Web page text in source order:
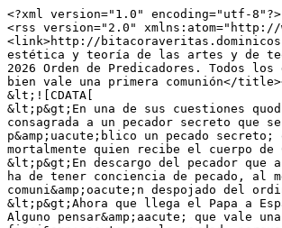
<?xml version="1.0" encoding="utf-8"?>
<rss version="2.0" xmlns:atom="http://www.w3.org/2005/Atom"><channel xmlns:media="http://search.yahoo.com/mrss/"><title>Bitácora Véritas</title><link>http://bitacoraveritas.dominicos.org/</link><description>Es doctor en filosofía y bachiller en teología, además de titulado en órgano. Trabaja como profesor de estética y teoría de las artes y de teodicea.</description><atom:link href="http://www.dominicos.org/rss/" rel="self"/><language>es</language><copyright>Copyright 2026 Orden de Predicadores. Todos los derechos reservados.</copyright><lastBuildDate>Mon, 01 Jun 2026 00:00:00 +0200</lastBuildDate><ttl>20</ttl><item><title>Madrid bien vale una primera comunión</title><link>https://bitacoraveritas.dominicos.org/articulos/madrid-bien-vale-una-primera-comunion/</link><description>
&lt;![CDATA[
&lt;p&gt;En una de sus cuestiones quodlibetales (Quodlibet V, q. 6 a. 2), Tom&amp;aacute;s de Aquino inquiere &amp;ldquo;si un sacerdote debe dar una hostia no consagrada a un pecador secreto que se la pide&amp;rdquo;. El santo da muchas razones para decir que no debe hacerlo: que un sacerdote no debe hacer p&amp;uacute;blico un pecado secreto; que la hostia consagrada ha de ser venerada, y si se la venera sin estar consagrada se comente idolatr&amp;iacute;a; que peca mortalmente quien recibe el cuerpo de Cristo en conciencia de pecado mortal.&lt;/p&gt;
&lt;p&gt;En descargo del pecador que as&amp;iacute; act&amp;uacute;a, cabr&amp;iacute;a pensar que, para pedir una hostia sin consagrar en su comuni&amp;oacute;n, uno ha de tener conciencia de pecado, al menos de culpa, quiz&amp;aacute; un cierto arrepentimiento. Y, c&amp;oacute;mo no, saber qu&amp;eacute; eso de la comuni&amp;oacute;n despojado del ordinal &amp;ldquo;primera&amp;rdquo;. Si no es el caso, no llega uno a tales cavilaciones.&lt;/p&gt;
&lt;p&gt;Ahora que llega el Papa a Espa&amp;ntilde;a y hay cola pol&amp;iacute;tica por hacerse la foto, cabe preguntarse: &amp;iquest;Madrid bien vale una misa? Alguno pensar&amp;aacute; que vale una comuni&amp;oacute;n, y m&amp;aacute;s papal. Ahora bien, el santo se pone serio: &amp;ldquo;no se debe a&amp;ntilde;adir ficci&amp;oacute;n a la verdad, porque no hay acuerdo entre la luz y la oscuridad (&amp;hellip;) Y por lo tanto, no se debe hacer nada por ficci&amp;oacute;n en los sacramentos de la Iglesia&amp;rdquo;. &amp;iquest;C&amp;oacute;mo obrar, pues? As&amp;iacute; finaliza el Aquinate: &amp;ldquo;En consecuencia, el sacerdote debe primero advertir al pecador secreto de que haga penitencia y as&amp;iacute; se acerque al sacramento; pero si no desea arrepentirse, debe prohibirle secretamente que se mezcle con otros que comulgan en p&amp;uacute;blico; y si se mezcla, debe darle la hostia consagrada&amp;rdquo;. Hacer cualquier otra cosa har&amp;iacute;a que el asunto se volviese m&amp;aacute;s endemoniado: &amp;ldquo;Cabe decir que ser&amp;iacute;a insensato que un m&amp;eacute;dico, con su mayor riesgo, quisiera evitar el menor riesgo del enfermo; por ejemplo, si &amp;eacute;l mismo quisiera beber veneno para que el enfermo no bebiera vino. Pero un sacerdote peca mucho m&amp;aacute;s al fingir en el sacramento de Cristo que un pecador que participa indignamente. Por lo tanto, un sacerdote ser&amp;iacute;a necio si, para evitar el pecado que a&amp;ntilde;ade, &amp;eacute;l mismo pecara m&amp;aacute;s gravemente haciendo una ficci&amp;oacute;n en el sacramento de la verdad&amp;rdquo;. Un recuerdo de la verdad en el mundo del enga&amp;ntilde;o palaciego nunca viene mal.&amp;nbsp;&lt;/p&gt;
&lt;p&gt;&amp;nbsp;&lt;/p&gt;
]]
</description><dc:creator xmlns:dc="http://purl.org/dc/elements/1.1/">Sixto Castro Rodríguez, OP</dc:creator><pubDate>Mon, 01 Jun 2026 00:00:00 +0200</pubDate><guid>https://bitacoraveritas.dominicos.org/articulos/madrid-bien-vale-una-primera-comunion/</guid><media:thumbnail url="https://www.dominicos.org/media/photologue/photos/cache/canto-thumbnail.jpg"/></item><item><title>Hora del reparto, fin de los estilos</title><link>https://bitacoraveritas.dominicos.org/articulos/hora-del-reparto-fin-de-los-estilos/</link><description>
&lt;![CDATA[
&lt;p&gt;&amp;nbsp;&lt;br /&gt;En una serie de cuyo nombre me he olvidado aparece un personaje bendiciendo la mesa con estas palabras: &amp;ldquo;Se&amp;ntilde;or que est&amp;aacute;s en los cielos, bendice estos alimentos que recibimos de tu generosidad a trav&amp;eacute;s de Jesucristo nuestro Se&amp;ntilde;or&amp;rdquo;. El programa de traducci&amp;oacute;n o el traductor acab&amp;oacute; produciendo una frase un tanto gn&amp;oacute;stica que muchos calificar&amp;iacute;an como ofensiva para o&amp;iacute;dos p&amp;iacute;os. Lo importante no es, en este caso, debatir si hemos recibido los alimentos a trav&amp;eacute;s de Jesucristo proveedor, recolector o repartidor o si, m&amp;aacute;s bien, Jesucristo es mediador, o sabe Dios qu&amp;eacute;. Esa frase tan rara saca a la luz cosas de mucho calado. Lo que llama la atenci&amp;oacute;n en este caso es la falta de cuidado. Cualquiera que tenga un m&amp;iacute;nimo de cultura religiosa &amp;ndash;hasta el programa de traducci&amp;oacute;n la tiene, a su modo&amp;ndash; comprende que el &lt;em&gt;&amp;ldquo;through Christ Our Lord&amp;rdquo;,&lt;/em&gt; que seguramente es lo que se recita en el original, est&amp;aacute; perfectamente traducido al castellano como &amp;ldquo;por Jesucristo Nuestro se&amp;ntilde;or&amp;rdquo; desde hace ya unos cuantos a&amp;ntilde;os, eones incluso. Basta con haber ido a misa en alguna ocasi&amp;oacute;n o haber rezado alguna vez para darse cuenta, y si no se ha hecho nada de esto &amp;ndash;cosa que cae dentro de los posibles metaf&amp;iacute;sicos&amp;ndash; conviene preguntar a alguien que sepa de qu&amp;eacute; va el asunto, quiz&amp;aacute; un exseminarista versado en latines &amp;ndash;&lt;em&gt;per Christum dominum nostrum&lt;/em&gt;&amp;ndash;, a alguien que hubiese estudiado en un colegio religioso &amp;ndash;es posible que le sonase la cosa&amp;ndash;, o a casi cualquiera de una generaci&amp;oacute;n en la que estas cosas formaban parte de la cultura cotidiana y popular de cada quien, fuese religioso o no.&lt;br /&gt;No es, empero, una desidia solo con lo religioso, aunque en esta &amp;aacute;rea alcanza cotas alarmantes. Los correctores de estilo existen en el recuerdo, quiz&amp;aacute; en un limbo inaccesible. Pocas son hoy las editoriales que no los consideran un lujo y encomiendan a los autores hacer de lectores de s&amp;iacute; mismos. Tampoco se salvan los peri&amp;oacute;dicos. El otro d&amp;iacute;a aparec&amp;iacute;a un &amp;ldquo;exclavitud&amp;rdquo; en El Pa&amp;iacute;s que quemaba los ojos.&lt;br /&gt;El cuidado en el lenguaje no es una cuesti&amp;oacute;n menor. Tiene que ver con el cuidado en general del otro, con un respeto que, a priori, se considera debido a quien nos va a leer o escuchar. Los propagandistas han dado tantas vueltas al lenguaje como elemento de dominaci&amp;oacute;n que han olvidado por completo su car&amp;aacute;cter de elemento fundamental de la caridad para con el otro, de donaci&amp;oacute;n verdadera de lo real. Si el Logos es lo que es en el cristianismo, por algo ser&amp;aacute;. Habr&amp;aacute;, pues, que prestarle los cuidados que merece para no hacer de Cristo un repartidor de comida a domicilio, aun cuando, qui&amp;eacute;n sabe, pueda hacerse presente en el que llega en bici con la cena.&lt;br /&gt;&amp;nbsp;&lt;br /&gt;&amp;nbsp;&lt;/p&gt;
]]
</description><dc:creator xmlns:dc="http://purl.org/dc/elements/1.1/">Sixto Castro Rodríguez, OP</dc:creator><pubDate>Wed, 04 Feb 2026 00:00:00 +0100</pubDate><guid>https://bitacoraveritas.dominicos.org/articulos/hora-del-reparto-fin-de-los-estilos/</guid><media:thumbnail url="https://www.dominicos.org/media/photologue/photos/cache/mangiare-thumbnail.jpg"/></item><item><title>A Holmes no le consta que no le conste</title><link>https://bitacoraveritas.dominicos.org/articulos/a-holmes-no-le-consta-que-no-le-conste/</link><description>
&lt;![CDATA[
&lt;p&gt;Estamos a punto de acabar un a&amp;ntilde;o en el que podemos dar por finiquitada la epistemolog&amp;iacute;a holmesiana. Sherlock Holmes &amp;ndash;y en general cualquiera de los detectives que se han prodigado por la literatura, el cine&amp;hellip;&amp;ndash; aplica un razonamiento a veces deductivo, otras inductivo y en muchos casos abductivo. A partir de principios generales extrae una conclusi&amp;oacute;n particular, llega a una general a partir de particulares, o concluye que, de ser cierto algo, lo que nos parece extra&amp;ntilde;o dejar&amp;iacute;a de serlo. Naturalmente, la pistola humeante, cuyo estampido acabamos de escuchar, en la mano de una persona que mira un cad&amp;aacute;ver a sus pies le parecer&amp;iacute;a al menos un indicio a tener en cuenta a la hora de considerar un hecho. Hace tiempo que esta manera de entender nuestras certezas dej&amp;oacute; paso a una epistemolog&amp;iacute;a que renuncia a cualquier trascendencia que vaya m&amp;aacute;s all&amp;aacute; del yo: no me consta, no me reconozco en esa grabaci&amp;oacute;n ni en esa imagen, esas cuentas a mi nombre no son m&amp;iacute;as&amp;hellip; Y as&amp;iacute;, poco a poco, como venimos haciendo desde hace algunos siglos, quedamos m&amp;aacute;s presos en ese yo epist&amp;eacute;mico que, supuesta y falazmente, garantiza nuestras certezas. Y todos tan contentos. En realidad, el yo no garantiza nada, pero en fin.&lt;br /&gt;Richard Swinburne, en &lt;em&gt;La existencia de Dios,&lt;/em&gt; trata de probar este hecho a partir de la probabilidad bayesiana, que no es una cosa que surja de su mag&amp;iacute;n, como el yo al que no le constan las cosas, sino que es una herramienta usada en muy diversos campos: medicina, IA, gen&amp;eacute;tica, detecci&amp;oacute;n de spam y sabe Dios qu&amp;eacute; m&amp;aacute;s. Bayes a veces se equivoca, c&amp;oacute;mo no, y nos cuela una propuesta de inversi&amp;oacute;n que nos har&amp;aacut